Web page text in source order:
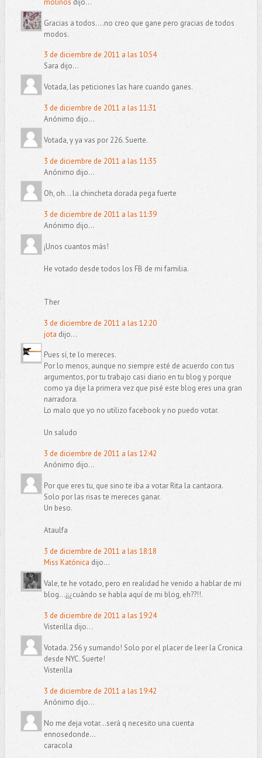
Gracias a todos....no creo que gane pero gracias de todos
modos.
3 de diciembre de 2011 a las 10:54
Sara dijo...
Votada, las peticiones las hare cuando ganes.
3 de diciembre de 2011 a las 11:31
Anónimo dijo...
Votada, y ya vas por 226. Suerte.
3 de diciembre de 2011 a las 11:35
Anónimo dijo...
Oh, oh... la chincheta dorada pega fuerte
3 de diciembre de 2011 a las 11:39
Anónimo dijo...
¡Unos cuantos más!
He votado desde todos los FB de mi familia.
Ther
3 de diciembre de 2011 a las 12:20
jota dijo...
Pues sí, te lo mereces.
Por lo menos, aunque no siempre esté de acuerdo con tus
argumentos, por tu trabajo casi diario en tu blog y porque
como ya dije la primera vez que pisé este blog eres una gran
narradora.
Lo malo que yo no utilizo facebook y no puedo votar.
Un saludo
3 de diciembre de 2011 a las 12:42
Anónimo dijo...
Por que eres tu, que sino te iba a votar Rita la cantaora.
Solo por las risas te mereces ganar.
Un beso.
Ataulfa
3 de diciembre de 2011 a las 18:18
Miss Katónica dijo...
Vale, te he votado, pero en realidad he venido a hablar de mi
blog...¡¡¿cuándo se habla aquí de mi blog, eh??!!.
3 de diciembre de 2011 a las 19:24
Visterilla dijo...
Votada. 256 y sumando! Solo por el placer de leer la Cronica
desde NYC. Suerte!
Visterilla
3 de diciembre de 2011 a las 19:42
Anónimo dijo...
No me deja votar...será q necesito una cuenta
ennosedonde...
caracola